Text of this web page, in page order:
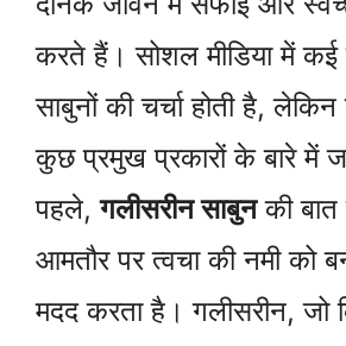
करते हैं। सोशल मीडिया में
साबुनों की चर्चा होती है,
कुछ प्रमुख प्रकारों के बारे में
पहले,गलीसरीन साबुनकी बात
आमतौर पर त्वचा की नमी को
मदद करता है। गलीसरीन, जो